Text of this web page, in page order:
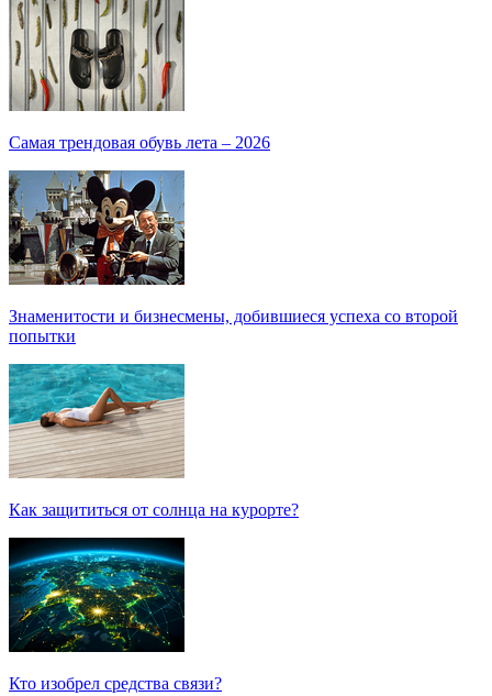
Самая трендовая обувь лета – 2026
Знаменитости и бизнесмены, добившиеся успеха со второй
попытки
Как защититься от солнца на курорте?
Кто изобрел средства связи?